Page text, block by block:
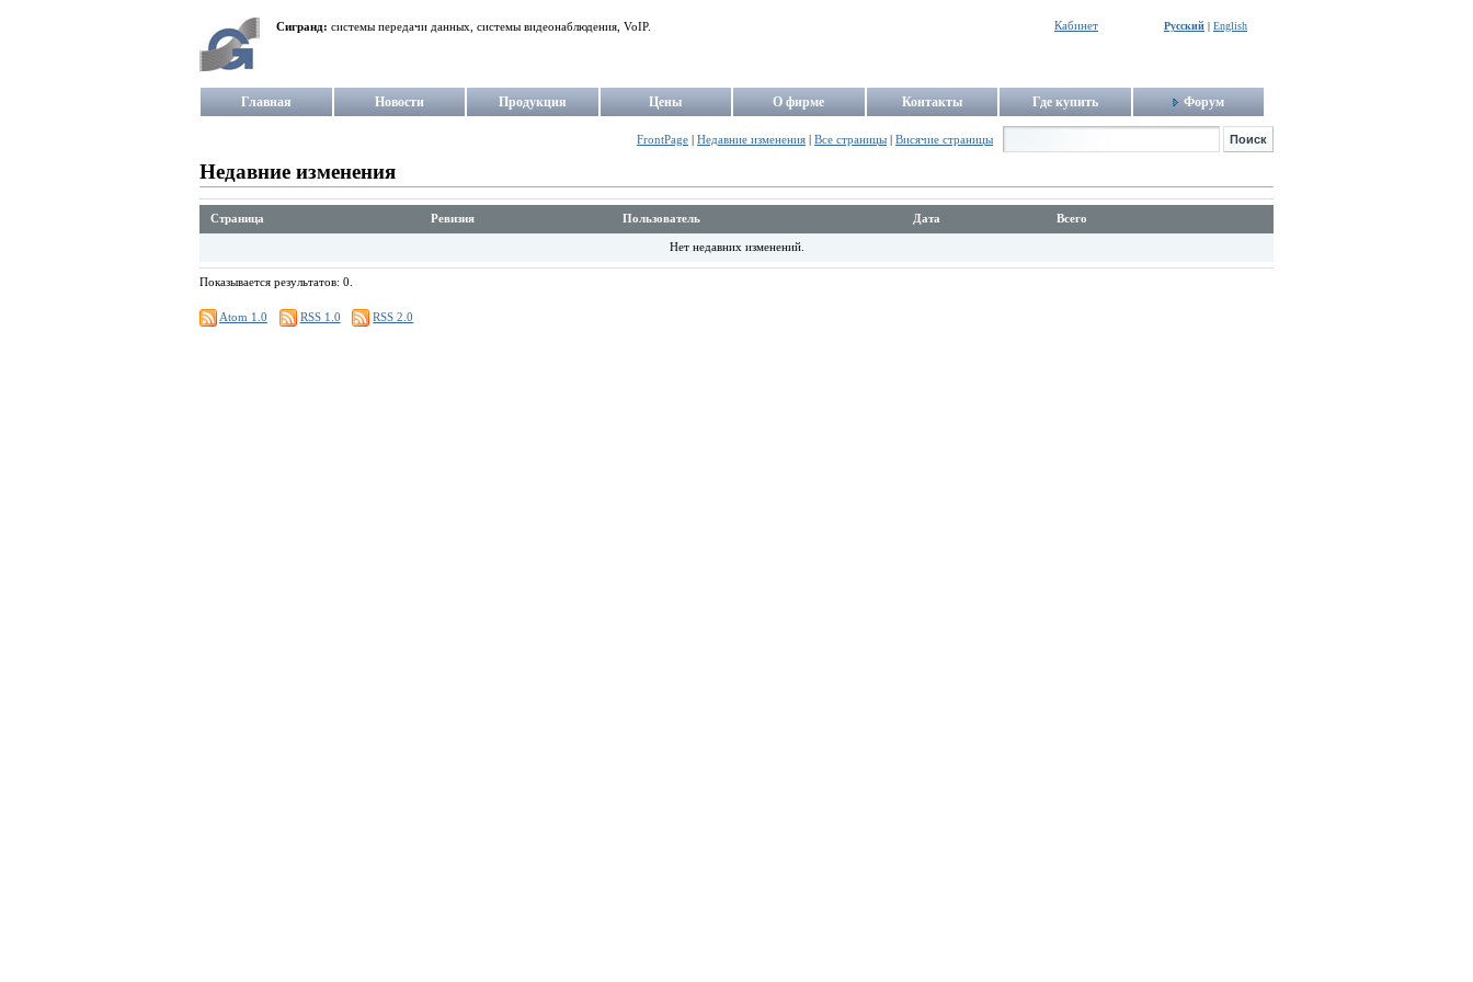
Сигранд: системы передачи данных, системы видеонаблюдения, VoIP. Кабинет Русский | English
Главная Новости Продукция Цены О фирме Контакты Где купить Форум
FrontPage Недавние изменения Все страницы Висячие страницы
Недавние изменения
Страница Ревизия Пользователь Дата Всего
Нет недавних изменений.
Показывается результатов: 0.
Atom 1.0 RSS 1.0 RSS 2.0